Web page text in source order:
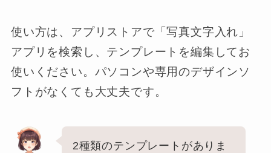
使い方は、アプリストアで「写真文字入れ」
アプリを検索し、テンプレートを編集してお
使いください。パソコンや専用のデザインソ
フトがなくても大丈夫です。
2種類のテンプレートがありま